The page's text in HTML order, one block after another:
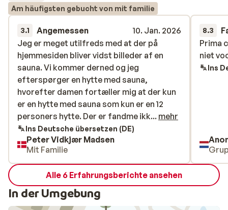
Am häufigsten gebucht von mit familie
3.1 Angemessen
10. Jan. 2026
Jeg er meget utilfreds med at der på
hjemmesiden bliver vidst billeder af en
sauna. Vi kommer derned og jeg
efterspørger en hytte med sauna,
hvorefter damen fortæller mig at der kun
er en hytte med sauna som kun er en 12
personers hytte. Der er fandme ikke godt
nok, når man booker en hytte, hvor der
vises i billederne at der er sauna i dem! Det
var grunden til at vi bookede netop sådan
en hytte.
Jeg er meget utilfreds med at der på
hjemmesiden bliver vidst billeder af en
sauna. Vi kommer derned og jeg
efterspørger en hytte med sauna,
hvorefter damen fortæller mig at der kun
er en hytte med sauna som kun er en 12
personers hytte. Der er fandme ikk... mehr
Ins Deutsche übersetzen (DE)
Peter Vidkjær Madsen
Mit Familie
8.3
Prima
niet
Prima
niet
Ins
Alle 6 Erfahrungsberichte ansehen
In der Umgebung